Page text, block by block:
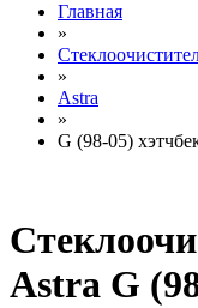
Главная
»
»
Astra
»
G (98-05)
Astra G